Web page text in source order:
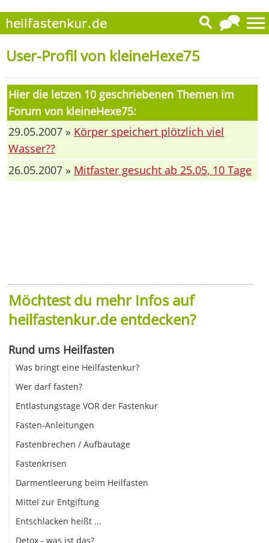
User-Profil von kleineHexe75
Hier die letzen 10 geschriebenen Themen im
Forum von kleineHexe75:
29.05.2007 » Körper speichert plötzlich viel
Wasser??
26.05.2007 » Mitfaster gesucht ab 25.05, 10 Tage
Möchtest du mehr Infos auf
heilfastenkur.de entdecken?
Rund ums Heilfasten
Was bringt eine Heilfastenkur?
Wer darf fasten?
Entlastungstage VOR der Fastenkur
Fasten-Anleitungen
Fastenbrechen / Aufbautage
Fastenkrisen
Darmentleerung beim Heilfasten
Mittel zur Entgiftung
Entschlacken heißt ...
Detox - was ist das?